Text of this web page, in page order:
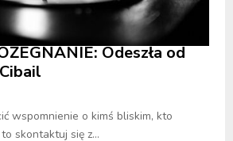
Odeszła od
wspomnienie o kimś bliskim, kto
skontaktuj się z...